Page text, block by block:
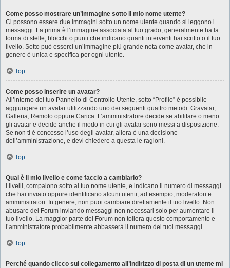
Come posso mostrare un’immagine sotto il mio nome utente?
Ci possono essere due immagini sotto un nome utente quando si leggono i
messaggi. La prima è l’immagine associata al tuo grado, generalmente ha la
forma di stelle, blocchi o punti che indicano quanti interventi hai scritto o il tuo
livello. Sotto può esserci un’immagine più grande nota come avatar, che in
genere è unica e specifica per ogni utente.
Top
Come posso inserire un avatar?
All’interno del tuo Pannello di Controllo Utente, sotto “Profilo” è possibile
aggiungere un avatar utilizzando uno dei seguenti quattro metodi: Gravatar,
Galleria, Remoto oppure Carica. L’amministratore decide se abilitare o meno
gli avatar e decide anche il modo in cui gli avatar sono messi a disposizione.
Se non ti è concesso l’uso degli avatar, allora è una decisione
dell’amministrazione, e devi chiedere a questa le ragioni.
Top
Qual è il mio livello e come faccio a cambiarlo?
I livelli, compaiono sotto al tuo nome utente, e indicano il numero di messaggi
che hai inviato oppure identificano alcuni utenti, ad esempio, moderatori e
amministratori. In genere, non puoi cambiare direttamente il tuo livello. Non
abusare del Forum inviando messaggi non necessari solo per aumentare il
tuo livello. La maggior parte dei Forum non tollera questo comportamento e
l’amministratore probabilmente abbasserà il numero dei tuoi messaggi.
Top
Perché quando clicco sul collegamento all’indirizzo di posta di un utente mi